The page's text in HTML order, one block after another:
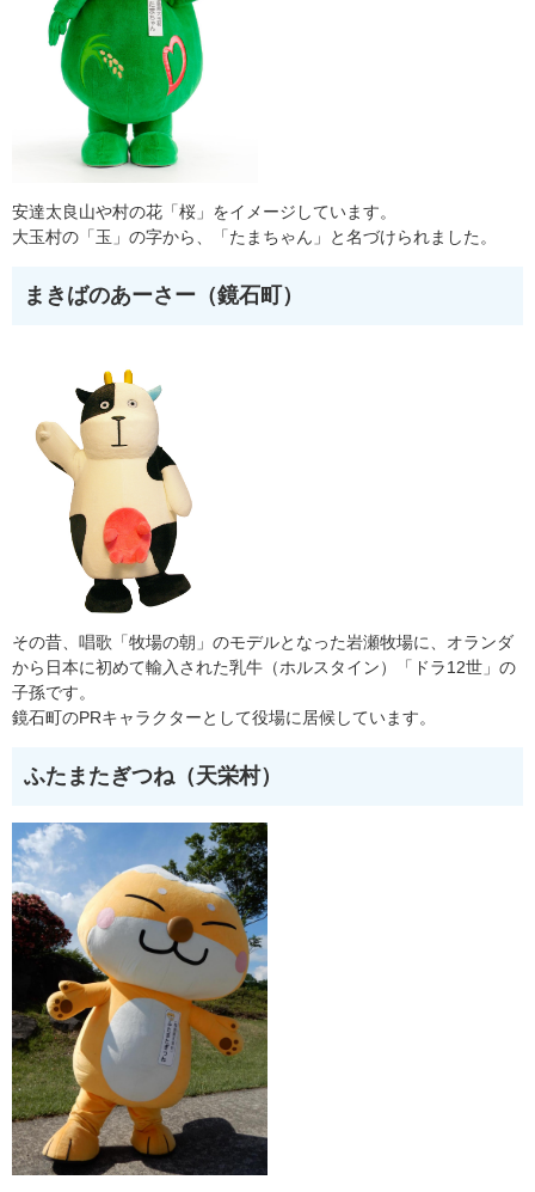
安達太良山や村の花「桜」をイメージしています。
大玉村の「玉」の字から、「たまちゃん」と名づけられました。
まきばのあーさー（鏡石町）
その昔、唱歌「牧場の朝」のモデルとなった岩瀬牧場に、オランダ
から日本に初めて輸入された乳牛（ホルスタイン）「ドラ12世」の
子孫です。
鏡石町のPRキャラクターとして役場に居候しています。
ふたまたぎつね（天栄村）